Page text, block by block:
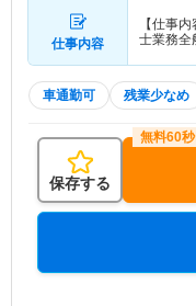
仕事内容
【仕事
士業務
車通勤可 残業少なめ
保存する